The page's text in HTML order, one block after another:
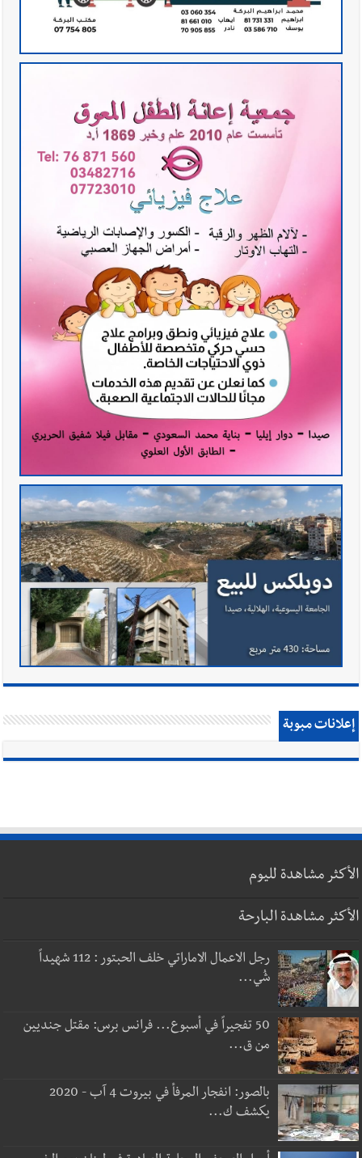
إعلانات مبوبة
الأكثر مشاهدة لليوم
الأكثر مشاهدة البارحة
رجل الاعمال الاماراتي خلف الحبتور : 112 شهيداً
شُي...
50 تفجيراً في أسبوع... فرانس برس: مقتل جنديين
من ق...
بالصور: انفجار المرفأ في بيروت 4 آب - 2020
يكشف ك...